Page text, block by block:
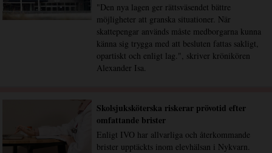
"Den nya lagen ger rättsväsendet bättre
möjligheter att granska situationer. När
skattepengar används måste medborgarna kunna
känna sig trygga med att besluten fattas sakligt,
opartiskt och enligt lag.", skriver krönikören
Alexander Isa.
Skolsjuksköterska riskerar prövotid efter
omfattande brister
Enligt IVO har allvarliga och återkommande
brister upptäckts inom elevhälsan i Nykvarn.